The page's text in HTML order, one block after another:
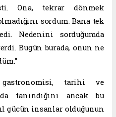
Ona, tekrar dönmek
sordum. Bana tek
Nedenini sorduğumda
Bugün burada, onun ne
gastronomisi, tarihi ve
tanındığını ancak bu
gücün insanlar olduğunun